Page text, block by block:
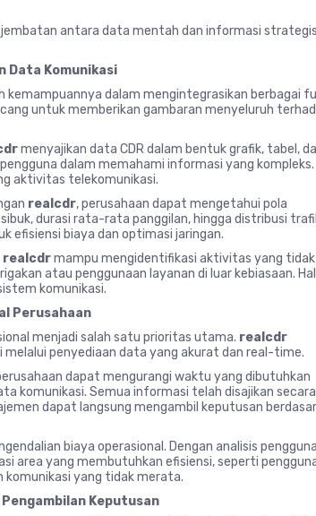
jembatan antara data mentah dan informasi strategis
Data Komunikasi
kemampuannya dalam mengintegrasikan berbagai
untuk memberikan gambaran menyeluruh
menyajikan data CDR dalam bentuk grafik, tabel,
dalam memahami informasi yang kompleks.
aktivitas telekomunikasi.
realcdr, perusahaan dapat mengetahui pola
durasi rata-rata panggilan, hingga distribusi
efisiensi biaya dan optimasi jaringan.
realcdrmampu mengidentifikasi aktivitas yang tidak
atau penggunaan layanan di luar kebiasaan.
komunikasi.
Perusahaan
menjadi salah satu prioritas utama. realcdr
penyediaan data yang akurat dan real-time.
dapat mengurangi waktu yang dibutuhkan
komunikasi. Semua informasi telah disajikan secara
dapat langsung mengambil keputusan
biaya operasional. Dengan analisis
area yang membutuhkan efisiensi, seperti
komunikasi yang tidak merata.
Keputusan